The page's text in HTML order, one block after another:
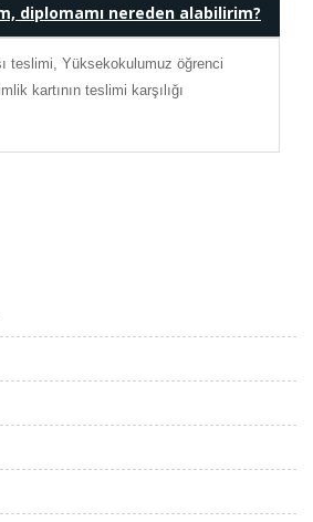
diplomamı nereden alabilirim?
teslimi, Yüksekokulumuz öğrenci
kartının teslimi karşılığı